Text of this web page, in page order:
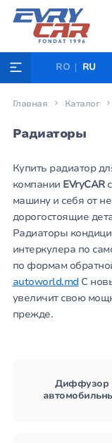
RO RU
Главная Каталог
Радиаторы
Купить радиатор
компании EVryCAR
машину и себя от
дорогостоящие
Радиаторы
интеркулера по
по формам
autoworld.md С
увеличит свою
прежде.
Диффузор